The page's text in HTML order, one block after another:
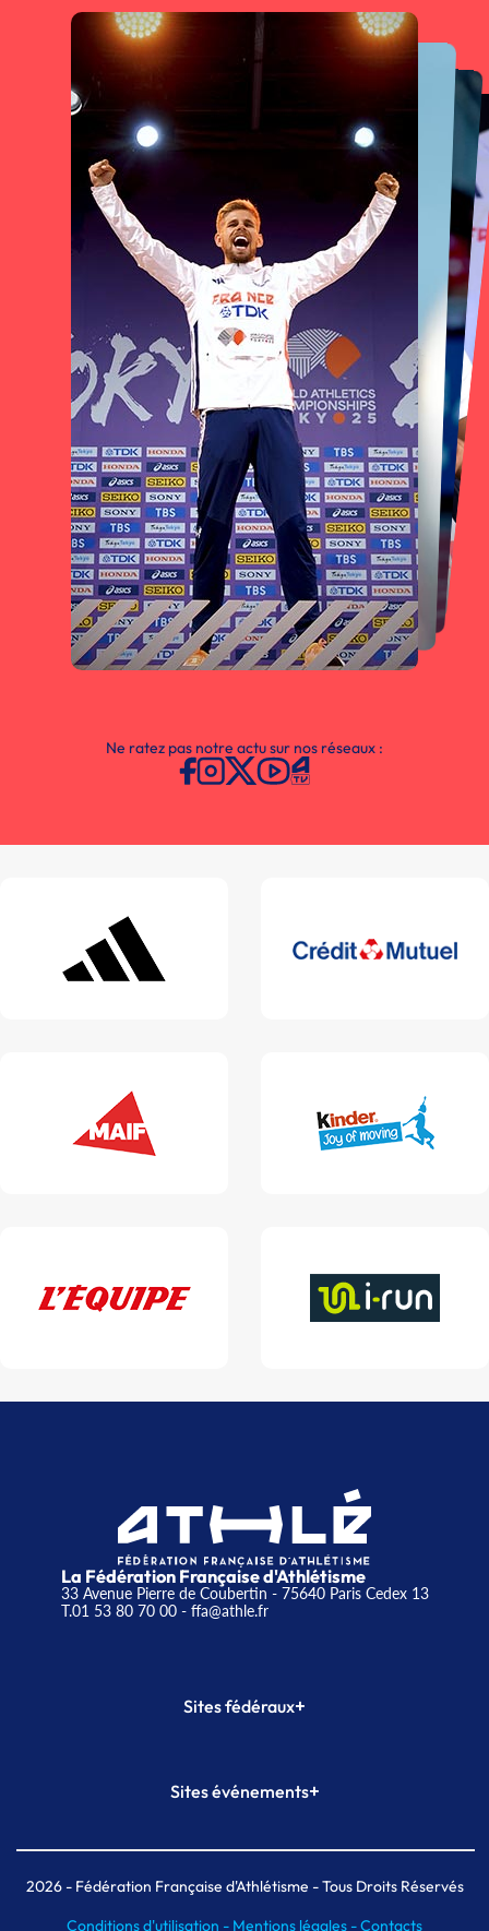
Ne ratez pas notre actu sur nos réseaux :
La Fédération Française d'Athlétisme
33 Avenue Pierre de Coubertin - 75640 Paris Cedex 13
T.01 53 80 70 00- ffa@athle.fr
Sites fédéraux+
Plateforme Formation
Sites événements+
Meeting de Paris indoor
MAIF Ekiden de Paris
2026- Fédération Française d'Athlétisme - Tous Droits Réservés
Conditions d'utilisation - Mentions légales -Contacts